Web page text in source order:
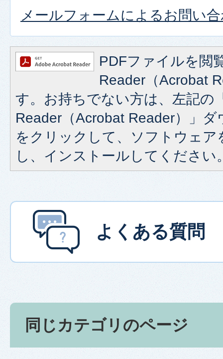
メールフォームによるお問い
PDFファイルを閲
Reader（Acrobat
す。お持ちでない方は、左記の
Reader（Acrobat Reader）」
をクリックして、ソフトウェア
し、インストールしてください
よくある質問
同じカテゴリのページ